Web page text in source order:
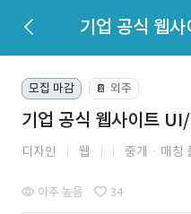
기업 공식 웹
모집 마감 📔 외주
기업 공식 웹사이트
디자인 웹 중개ㆍ매칭
아주 높음 34